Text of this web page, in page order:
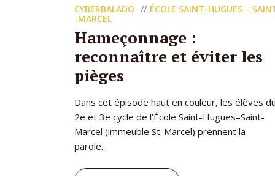
CYBERBALADO
ÉCOLE SAINT-HUGUES –
-MARCEL
Hameçonnage :
reconnaître et éviter les
pièges
Dans cet épisode haut en couleur, les élèves
2e et 3e cycle de l’École Saint-Hugues–Saint-
Marcel (immeuble St-Marcel) prennent la
parole...